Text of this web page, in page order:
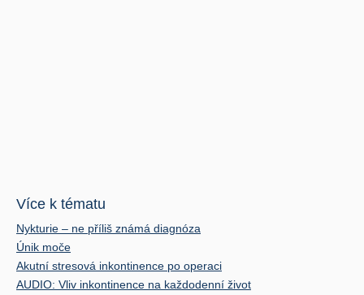
Více k tématu
Nykturie – ne příliš známá diagnóza
Únik moče
Akutní stresová inkontinence po operaci
AUDIO: Vliv inkontinence na každodenní život